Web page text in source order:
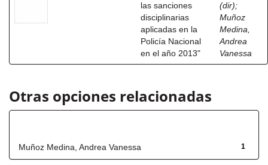
las sanciones
disciplinarias
aplicadas en la
Policía Nacional
en el año 2013"
(dir);
Muñoz
Medina,
Andrea
Vanessa
Otras opciones relacionadas
1
Muñoz Medina, Andrea Vanessa